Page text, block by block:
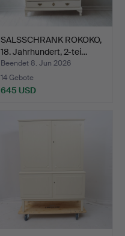
SALSSCHRANK ROKOKO,
18. Jahrhundert, 2-tei…
Beendet 8. Jun 2026
14 Gebote
645 USD